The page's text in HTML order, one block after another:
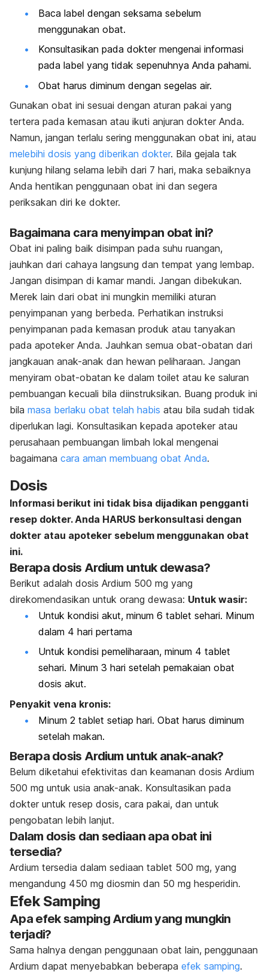
Baca label dengan seksama sebelum
menggunakan obat.
Konsultasikan pada dokter mengenai informasi
pada label yang tidak sepenuhnya Anda pahami.
Obat harus diminum dengan segelas air.
Gunakan obat ini sesuai dengan aturan pakai yang
tertera pada kemasan atau ikuti anjuran dokter Anda.
Namun, jangan terlalu sering menggunakan obat ini, atau
melebihi dosis yang diberikan dokter. Bila gejala tak
kunjung hilang selama lebih dari 7 hari, maka sebaiknya
Anda hentikan penggunaan obat ini dan segera
periksakan diri ke dokter.
Bagaimana cara menyimpan obat ini?
Obat ini paling baik disimpan pada suhu ruangan,
jauhkan dari cahaya langsung dan tempat yang lembap.
Jangan disimpan di kamar mandi. Jangan dibekukan.
Merek lain dari obat ini mungkin memiliki aturan
penyimpanan yang berbeda. Perhatikan instruksi
penyimpanan pada kemasan produk atau tanyakan
pada apoteker Anda. Jauhkan semua obat-obatan dari
jangkauan anak-anak dan hewan peliharaan. Jangan
menyiram obat-obatan ke dalam toilet atau ke saluran
pembuangan kecuali bila diinstruksikan. Buang produk ini
bila masa berlaku obat telah habis atau bila sudah tidak
diperlukan lagi. Konsultasikan kepada apoteker atau
perusahaan pembuangan limbah lokal mengenai
bagaimana cara aman membuang obat Anda.
Dosis
Informasi berikut ini tidak bisa dijadikan pengganti
resep dokter. Anda HARUS berkonsultasi dengan
dokter atau apoteker sebelum menggunakan obat
ini.
Berapa dosis Ardium untuk dewasa?
Berikut adalah dosis Ardium 500 mg yang
direkomendasikan untuk orang dewasa: Untuk wasir:
Untuk kondisi akut, minum 6 tablet sehari. Minum
dalam 4 hari pertama
Untuk kondisi pemeliharaan, minum 4 tablet
sehari. Minum 3 hari setelah pemakaian obat
dosis akut.
Penyakit vena kronis:
Minum 2 tablet setiap hari. Obat harus diminum
setelah makan.
Berapa dosis Ardium untuk anak-anak?
Belum diketahui efektivitas dan keamanan dosis Ardium
500 mg untuk usia anak-anak. Konsultasikan pada
dokter untuk resep dosis, cara pakai, dan untuk
pengobatan lebih lanjut.
Dalam dosis dan sediaan apa obat ini
tersedia?
Ardium tersedia dalam sediaan tablet 500 mg, yang
mengandung 450 mg diosmin dan 50 mg hesperidin.
Efek Samping
Apa efek samping Ardium yang mungkin
terjadi?
Sama halnya dengan penggunaan obat lain, penggunaan
Ardium dapat menyebabkan beberapa efek samping.